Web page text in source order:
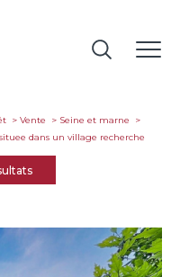
Vente
Seine et marne
dans un village recherche